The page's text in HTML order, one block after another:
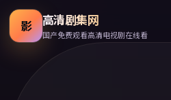
影 高清剧集网
国产免费观看高清电视剧在线看